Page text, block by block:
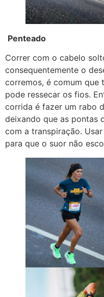
Penteado
Correr com o cabelo
consequentemente o
corremos, é comum que
pode ressecar os fios.
corrida é fazer um rabo
deixando que as pontas
com a transpiração.
para que o suor não